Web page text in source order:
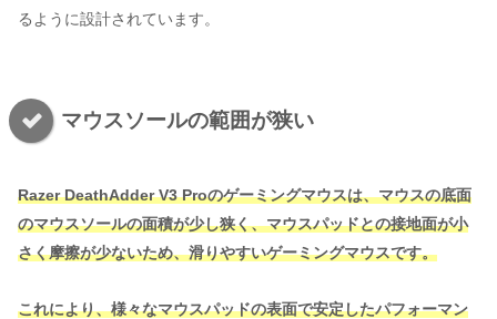
るように設計されています。
マウスソールの範囲が狭い
Razer DeathAdder V3 Proのゲーミングマウスは、マウスの底面
のマウスソールの面積が少し狭く、マウスパッドとの接地面が小
さく摩擦が少ないため、滑りやすいゲーミングマウスです。
これにより、様々なマウスパッドの表面で安定したパフォーマン